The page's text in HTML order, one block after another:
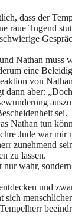
dass der
raue Tugend
Nathan
eine
von
dann aber:
sei.
Nathan tun
Jude war mir
zunehmend
zu lassen.
wahr,
und